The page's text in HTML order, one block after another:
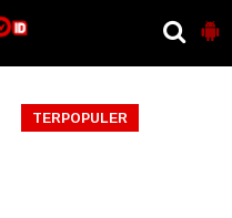
TERPOPULER